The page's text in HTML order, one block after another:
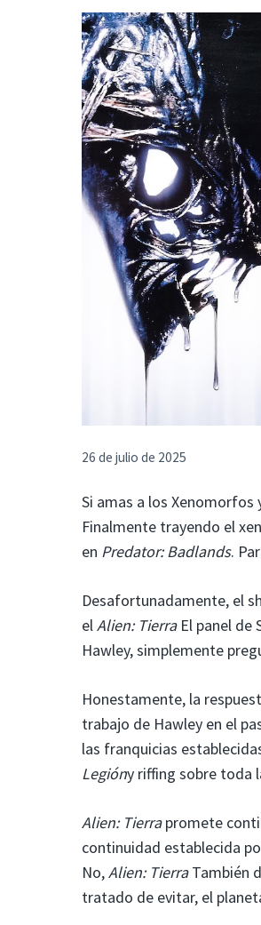
26 de julio de 2025
Si amas a los Xenomorfos
Finalmente trayendo el
en Predator: Badlands.
Desafortunadamente, el
elAlien: TierraEl panel de
Hawley, simplemente
Honestamente, la
trabajo de Hawley en el
las franquicias
Legióny riffing sobre toda
Alien: Tierrapromete
continuidad establecida
No,Alien: TierraTambién
tratado de evitar, el